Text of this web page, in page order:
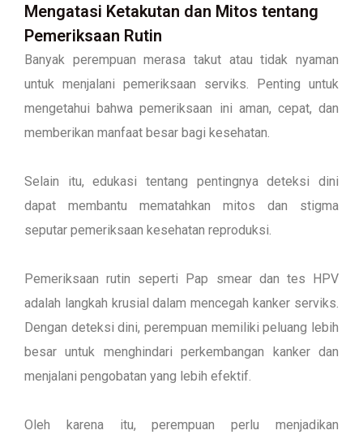
Mengatasi Ketakutan dan Mitos tentang
Pemeriksaan Rutin
Banyak perempuan merasa takut atau tidak nyaman
untuk menjalani pemeriksaan serviks. Penting untuk
mengetahui bahwa pemeriksaan ini aman, cepat, dan
memberikan manfaat besar bagi kesehatan.
Selain itu, edukasi tentang pentingnya deteksi dini
dapat membantu mematahkan mitos dan stigma
seputar pemeriksaan kesehatan reproduksi.
Pemeriksaan rutin seperti Pap smear dan tes HPV
adalah langkah krusial dalam mencegah kanker serviks.
Dengan deteksi dini, perempuan memiliki peluang lebih
besar untuk menghindari perkembangan kanker dan
menjalani pengobatan yang lebih efektif.
Oleh karena itu, perempuan perlu menjadikan